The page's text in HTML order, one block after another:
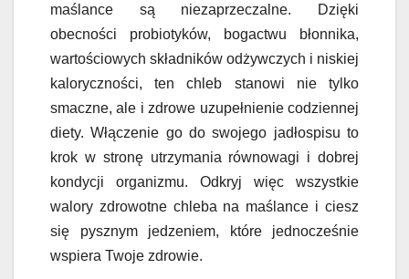
maślance są niezaprzeczalne. Dzięki
obecności probiotyków, bogactwu błonnika,
wartościowych składników odżywczych i niskiej
kaloryczności, ten chleb stanowi nie tylko
smaczne, ale i zdrowe uzupełnienie codziennej
diety. Włączenie go do swojego jadłospisu to
krok w stronę utrzymania równowagi i dobrej
kondycji organizmu. Odkryj więc wszystkie
walory zdrowotne chleba na maślance i ciesz
się pysznym jedzeniem, które jednocześnie
wspiera Twoje zdrowie.